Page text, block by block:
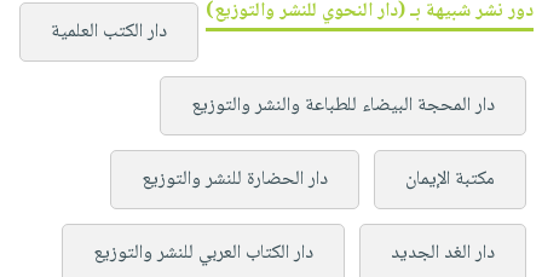
دور نشر شبيهة بـ (دار النحوي للنشر والتوزيع)
دار الكتب العلمية
دار المحجة البيضاء للطباعة والنشر والتوزيع
مكتبة الإيمان دار الحضارة للنشر والتوزيع
دار الغد الجديد دار الكتاب العربي للنشر والتوزيع